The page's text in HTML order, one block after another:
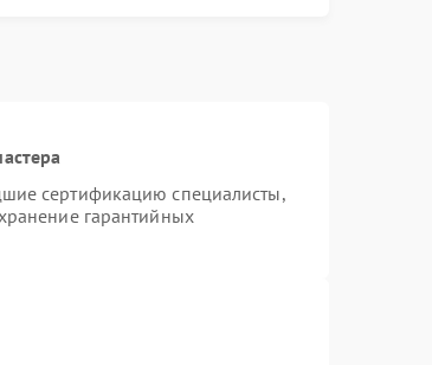
сертификацию специалисты,
гарантийных